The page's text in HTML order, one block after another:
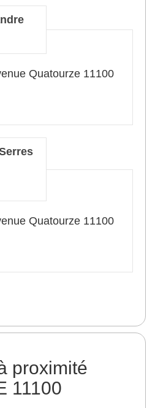
Quatourze 11100
Quatourze 11100
proximité
11100